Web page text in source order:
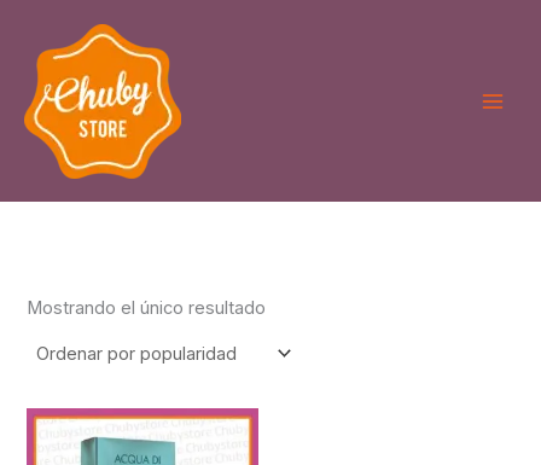
contenido
Mostrando el único resultado